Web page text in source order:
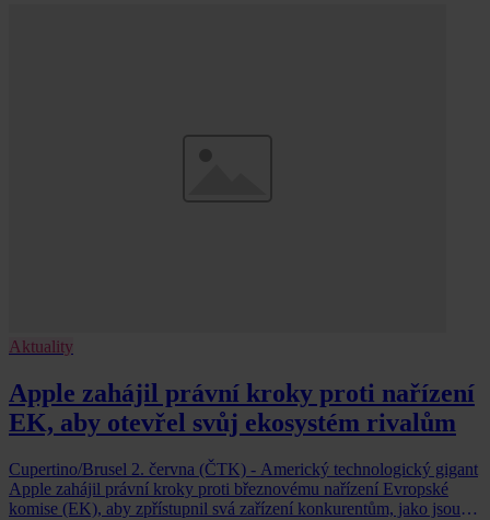
Aktuality
Apple zahájil právní kroky proti nařízení
EK, aby otevřel svůj ekosystém rivalům
Cupertino/Brusel 2. června (ČTK) - Americký technologický gigant
Apple zahájil právní kroky proti březnovému nařízení Evropské
komise (EK), aby zpřístupnil svá zařízení konkurentům, jako jsou